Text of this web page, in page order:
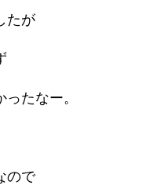
たが
たなー。
ので